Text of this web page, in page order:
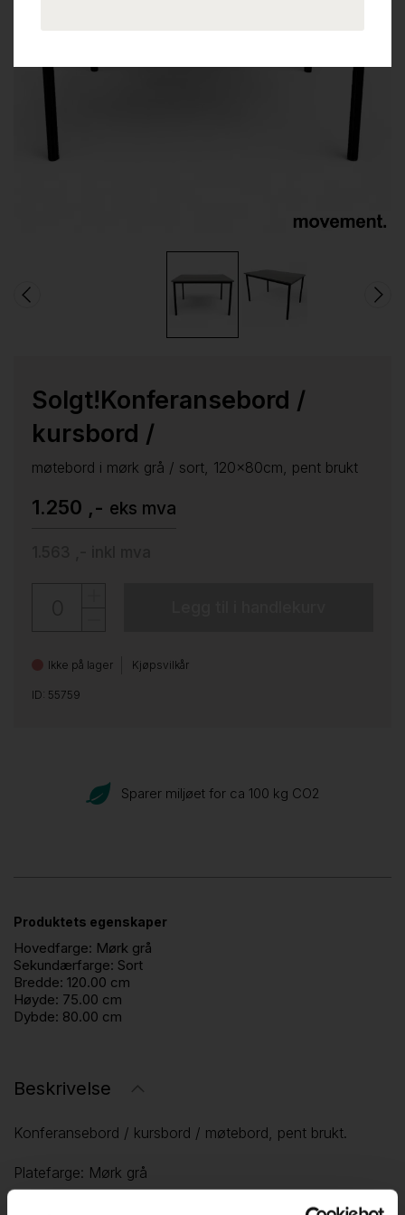
Solgt!Konferansebord /
kursbord /
møtebord i mørk grå / sort, 120x80cm, pent brukt
1.250 ,- eks mva
Ikke på lager Kjøpsvilkår
ID: 55759
Sparer miljøet for ca 100 kg CO2
Produktets egenskaper
Hovedfarge: Mørk grå
Sekundærfarge: Sort
Bredde: 120.00 cm
Høyde: 75.00 cm
Dybde: 80.00 cm
Beskrivelse
Konferansebord / kursbord / møtebord, pent brukt.
Platefarge: Mørk grå